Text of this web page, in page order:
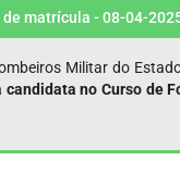
Militar do
no Curso de
de matrícula - 08-04-